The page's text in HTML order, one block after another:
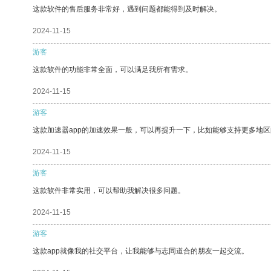
这款软件的售后服务非常好，遇到问题都能得到及时解决。
2024-11-15
游客
这款软件的功能非常全面，可以满足我所有需求。
2024-11-15
游客
这款加速器app的加速效果一般，可以再提升一下，比如能够支持更多地区
2024-11-15
游客
这款软件非常实用，可以帮助我解决很多问题。
2024-11-15
游客
这款app就像我的社交平台，让我能够与志同道合的朋友一起交流。